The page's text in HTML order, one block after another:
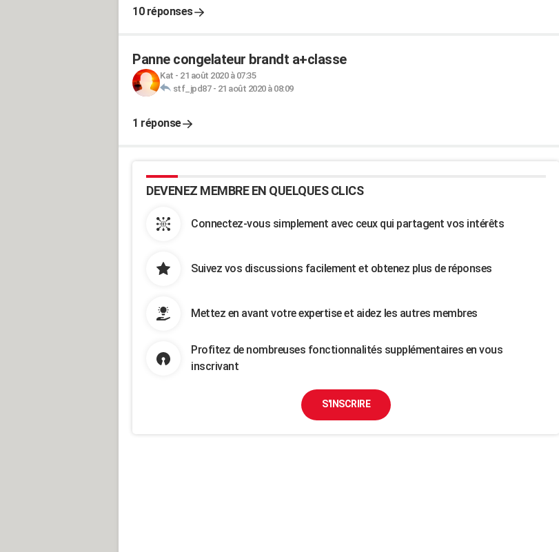
10 réponses
Panne congelateur brandt a+classe
Kat - 21 août 2020 à 07:35
stf_jpd87- 21 août 2020 à 08:09
1 réponse
DEVENEZ MEMBRE EN QUELQUES CLICS
Connectez-vous simplement avec ceux qui partagent vos intérêts
Suivez vos discussions facilement et obtenez plus de réponses
Mettez en avant votre expertise et aidez les autres membres
Profitez de nombreuses fonctionnalités supplémentaires en vous
inscrivant
S'INSCRIRE